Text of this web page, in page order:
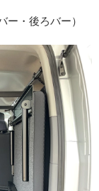
ー・後ろバー）